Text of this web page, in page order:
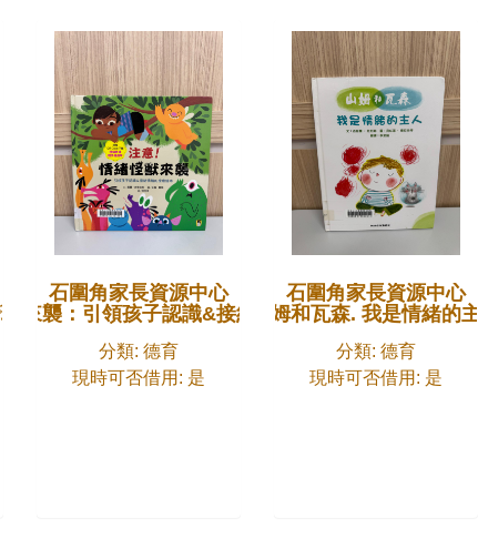
小百科
石圍角家長資源中心
獸來襲：引領孩子認識&接納情緒的療癒繪本
分類: 德育
現時可否借用: 是
石圍角家長資源中心
山姆和瓦森. 我是情緒的主
分類: 德育
現時可否借用: 是